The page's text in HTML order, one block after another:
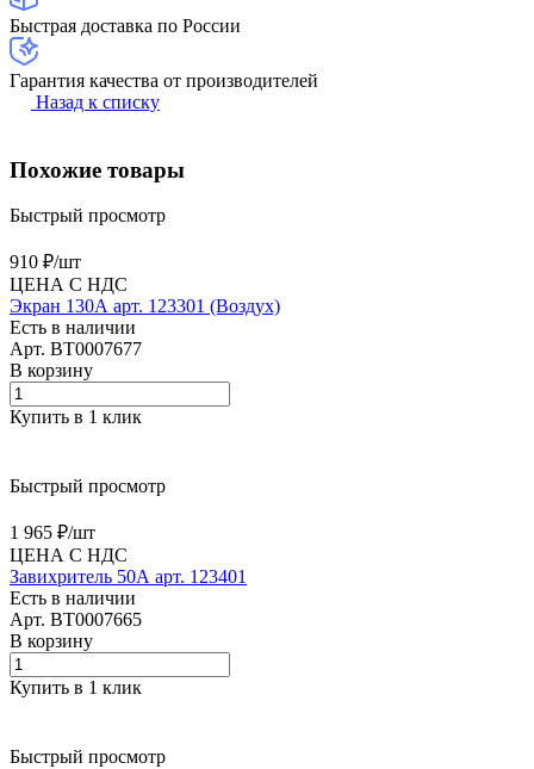
Быстрая доставка по России
Гарантия качества от производителей
Назад к списку
Похожие товары
Быстрый просмотр
910 ₽/шт
ЦЕНА С НДС
Экран 130А арт. 123301 (Воздух)
Есть в наличии
Арт. BT0007677
В корзину
Купить в 1 клик
Быстрый просмотр
1 965 ₽/шт
ЦЕНА С НДС
Завихритель 50А арт. 123401
Есть в наличии
Арт. BT0007665
В корзину
Купить в 1 клик
Быстрый просмотр